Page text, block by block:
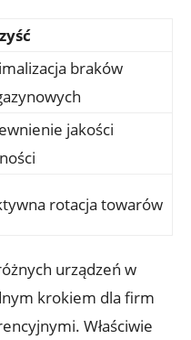
braków
jakości
rotacja towarów
urządzeń w
krokiem dla firm
Właściwie